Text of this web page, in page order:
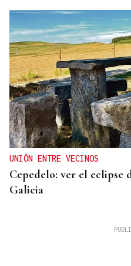
UNIÓN ENTRE VECINOS
Cepedelo: ver el eclipse
Galicia